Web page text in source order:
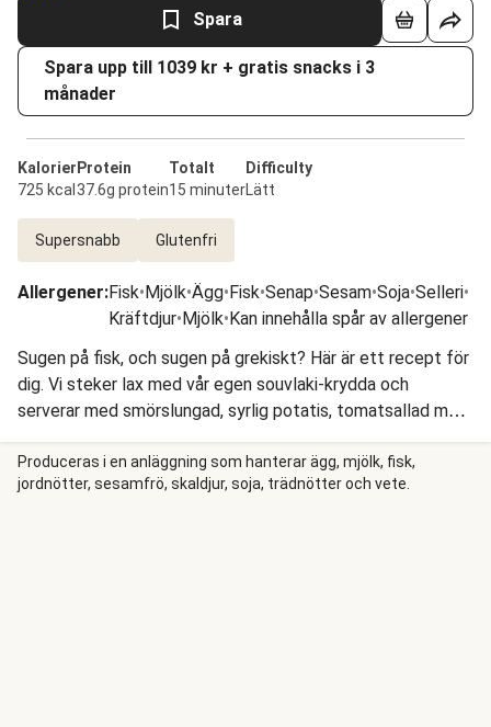
Spara
Spara upp till 1039 kr + gratis snacks i 3
månader
Kalorier
725 kcal
Protein
37.6g protein
Totalt
15 minuter
Difficulty
Lätt
Supersnabb Glutenfri
Allergener:Fisk•Mjölk•Ägg•Fisk•Senap•Sesam•Soja•Selleri•
Kräftdjur•Mjölk•Kan innehålla spår av allergener
Sugen på fisk, och sugen på grekiskt? Här är ett recept för
dig. Vi steker lax med vår egen souvlaki-krydda och
serverar med smörslungad, syrlig potatis, tomatsallad med
grekisk ost och en ljuvlig hemgjord tzatziki. Smakar och
doftar som semester ... och tar bara en kvart att laga!
Produceras i en anläggning som hanterar ägg, mjölk, fisk,
jordnötter, sesamfrö, skaldjur, soja, trädnötter och vete.